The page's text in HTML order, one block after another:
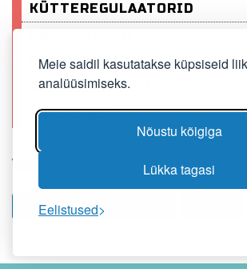
Meie saidil kasutatakse küpsiseid
analüüsimiseks.
Nõustu kõigiga
Lükka tagasi
Eelistused
KÜTTEREGULAATORID
SOOJUSPUMBAD
SOOJUSARVESTID
VARUOSAD
VALIKUS OLEVAD TOOTED
Teil on ostukorvis: 0 toodet